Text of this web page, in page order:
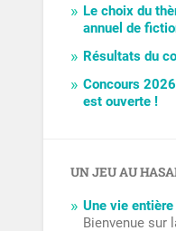
Le choix du
annuel de
Résultats du
Concours
est ouverte !
UN JEU AU
Une vie entière
Bienvenue sur